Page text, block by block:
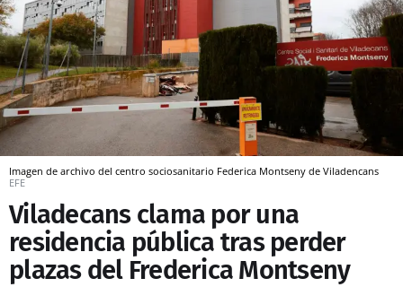
Imagen de archivo del centro sociosanitario Federica Montseny de Viladencans
EFE
Viladecans clama por una
residencia pública tras perder
plazas del Frederica Montseny